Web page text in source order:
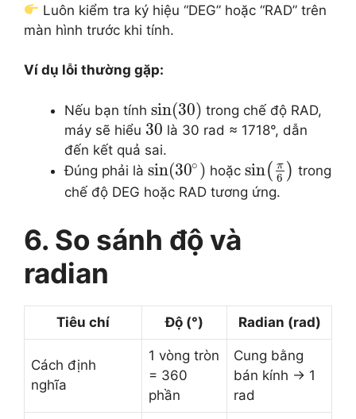
Luôn kiểm tra ký hiệu “DEG” hoặc “RAD” trên
màn hình trước khi tính.
Ví dụ lỗi thường gặp:
Nếu bạn tính sin(30) trong chế độ RAD,
máy sẽ hiểu 30 là 30 rad ≈ 1718°, dẫn
đến kết quả sai.
Đúng phải là sin(30∘ ) hoặcsin( π
6 ) trong
chế độ DEG hoặc RAD tương ứng.
6. So sánh độ và
radian
Tiêu chí Độ (°) Radian (rad)
Cách định
nghĩa
1 vòng tròn
= 360
phần
Cung bằng
bán kính → 1
rad